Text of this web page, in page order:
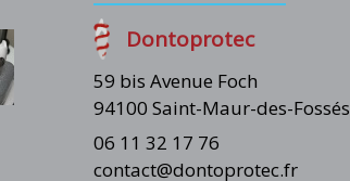
Dontoprotec
59 bis Avenue Foch
94100 Saint-Maur-des-Fossés
06 11 32 17 76
contact@dontoprotec.fr